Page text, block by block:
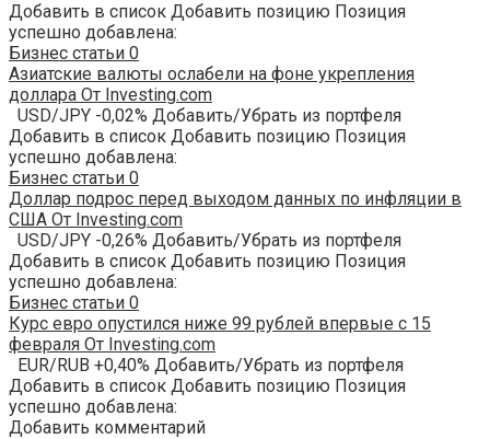
Добавить в список Добавить позицию Позиция
успешно добавлена:
Бизнес статьи 0
Азиатские валюты ослабели на фоне укрепления
доллара От Investing.com
USD/JPY -0,02% Добавить/Убрать из портфеля
Добавить в список Добавить позицию Позиция
успешно добавлена:
Бизнес статьи 0
Доллар подрос перед выходом данных по инфляции в
США От Investing.com
USD/JPY -0,26% Добавить/Убрать из портфеля
Добавить в список Добавить позицию Позиция
успешно добавлена:
Бизнес статьи 0
Курс евро опустился ниже 99 рублей впервые с 15
февраля От Investing.com
EUR/RUB +0,40% Добавить/Убрать из портфеля
Добавить в список Добавить позицию Позиция
успешно добавлена:
Добавить комментарий